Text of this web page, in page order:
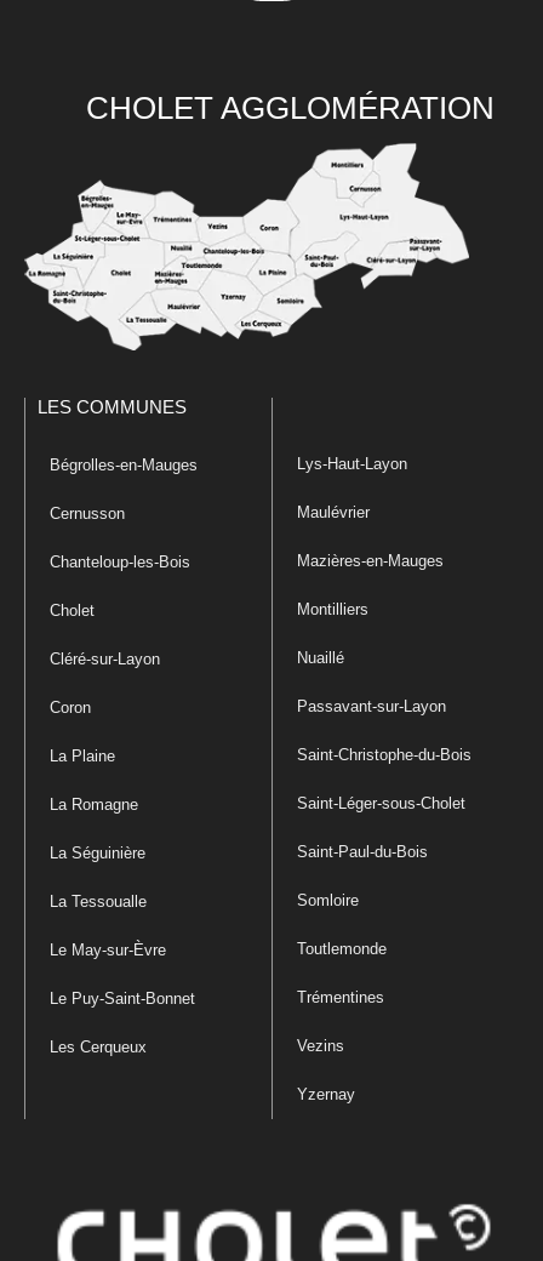
CHOLET AGGLOMÉRATION
LES COMMUNES
Bégrolles-en-Mauges
Cernusson
Chanteloup-les-Bois
Cholet
Cléré-sur-Layon
Coron
La Plaine
La Romagne
La Séguinière
La Tessoualle
Le May-sur-Èvre
Le Puy-Saint-Bonnet
Les Cerqueux
Lys-Haut-Layon
Maulévrier
Mazières-en-Mauges
Montilliers
Nuaillé
Passavant-sur-Layon
Saint-Christophe-du-Bois
Saint-Léger-sous-Cholet
Saint-Paul-du-Bois
Somloire
Toutlemonde
Trémentines
Vezins
Yzernay